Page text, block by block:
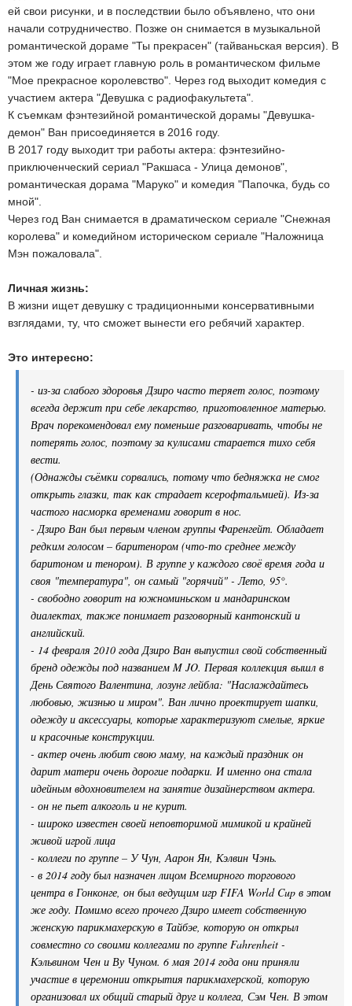
ей свои рисунки, и в последствии было объявлено, что они
начали сотрудничество. Позже он снимается в музыкальной
романтической дораме "Ты прекрасен" (тайваньская версия). В
этом же году играет главную роль в романтическом фильме
"Мое прекрасное королевство". Через год выходит комедия с
участием актера "Девушка с радиофакультета".
К съемкам фэнтезийной романтической дорамы "Девушка-
демон" Ван присоединяется в 2016 году.
В 2017 году выходит три работы актера: фэнтезийно-
приключенческий сериал "Ракшаса - Улица демонов",
романтическая дорама "Маруко" и комедия "Папочка, будь со
мной".
Через год Ван снимается в драматическом сериале "Снежная
королева" и комедийном историческом сериале "Наложница
Мэн пожаловала".
Личная жизнь:
В жизни ищет девушку с традиционными консервативными
взглядами, ту, что сможет вынести его ребячий характер.
Это интересно:
- из-за слабого здоровья Дзиро часто теряет голос, поэтому
всегда держит при себе лекарство, приготовленное матерью.
Врач порекомендовал ему поменьше разговаривать, чтобы не
потерять голос, поэтому за кулисами старается тихо себя
вести.
(Однажды съёмки сорвались, потому что бедняжка не смог
открыть глазки, так как страдает ксерофтальмией). Из-за
частого насморка временами говорит в нос.
- Дзиро Ван был первым членом группы Фаренгейт. Обладает
редким голосом – баритенором (что-то среднее между
баритоном и тенором). В группе у каждого своё время года и
своя "температура", он самый "горячий" - Лето, 95°.
- свободно говорит на южноминьском и мандаринском
диалектах, также понимает разговорный кантонский и
английский.
- 14 февраля 2010 года Дзиро Ван выпустил свой собственный
бренд одежды под названием M JO. Первая коллекция вышл в
День Святого Валентина, лозунг лейбла: "Наслаждайтесь
любовью, жизнью и миром". Ван лично проектирует шапки,
одежду и аксессуары, которые характеризуют смелые, яркие
и красочные конструкции.
- актер очень любит свою маму, на каждый праздник он
дарит матери очень дорогие подарки. И именно она стала
идейным вдохновителем на занятие дизайнерством актера.
- он не пьет алкоголь и не курит.
- широко известен своей неповторимой мимикой и крайней
живой игрой лица
- коллеги по группе – У Чун, Аарон Ян, Кэлвин Чэнь.
- в 2014 году был назначен лицом Всемирного торгового
центра в Гонконге, он был ведущим игр FIFA World Cup в этом
же году. Помимо всего прочего Дзиро имеет собственную
женскую парикмахерскую в Тайбэе, которую он открыл
совместно со своими коллегами по группе Fahrenheit -
Кэльвином Чен и Ву Чуном. 6 мая 2014 года они приняли
участие в церемонии открытия парикмахерской, которую
организовал их общий старый друг и коллега, Сэм Чен. В этом